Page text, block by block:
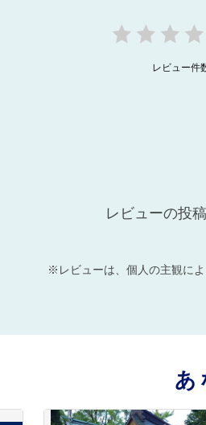
レビュー件
レビューの投
※レビューは、個人の主観に
あ